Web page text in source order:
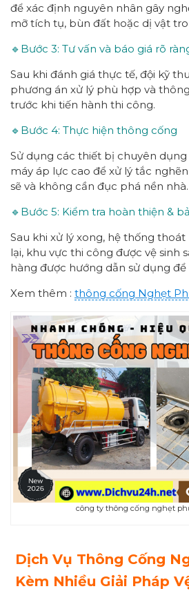
để xác định nguyên nhân gây
mỡ tích tụ, bùn đất hoặc dị vật
🔹Bước 3: Tư vấn và báo giá rõ
Sau khi đánh giá thực tế, đội kỹ
phương án xử lý phù hợp và
trước khi tiến hành thi công.
🔹Bước 4: Thực hiện thông cống
Sử dụng các thiết bị chuyên
máy áp lực cao để xử lý tắc
sẽ và không cần đục phá nền nhà.
🔹Bước 5: Kiểm tra hoàn thiện &
Sau khi xử lý xong, hệ thống
lại, khu vực thi công được vệ sinh
hàng được hướng dẫn sử dụng
Xem thêm : thông cống Nghẹt
công ty thông cống nghẹt
Dịch Vụ Thông Cống
Kèm Nhiều Giải Pháp